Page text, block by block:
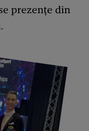
prezențe din